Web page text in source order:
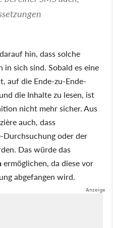
hin, dass solche
sich sind. Sobald es eine
auf die Ende-zu-Ende-
die Inhalte zu lesen, ist
nicht mehr sicher. Aus
auch, dass
oder der
Das würde das
ermöglichen, da diese vor
abgefangen wird.